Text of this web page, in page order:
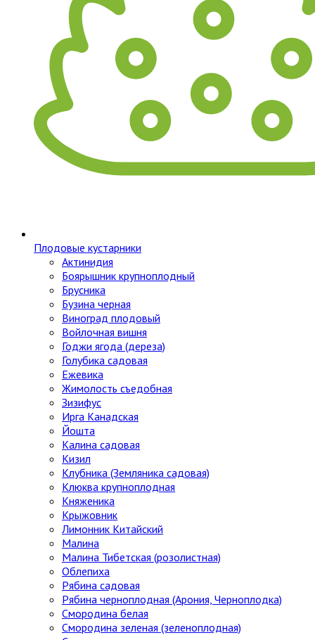
Плодовые кустарники
Актинидия
Боярышник крупноплодный
Брусника
Бузина черная
Виноград плодовый
Войлочная вишня
Годжи ягода (дереза)
Голубика садовая
Ежевика
Жимолость съедобная
Зизифус
Ирга Канадская
Йошта
Калина садовая
Кизил
Клубника (Земляника садовая)
Клюква крупноплодная
Княженика
Крыжовник
Лимонник Китайский
Малина
Малина Тибетская (розолистная)
Облепиха
Рябина садовая
Рябина черноплодная (Арония, Черноплодка)
Смородина белая
Смородина зеленая (зеленоплодная)